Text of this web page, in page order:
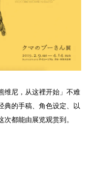
维尼，从这裡开始」不难
典的手稿、角色设定、以
都能由展览观赏到。